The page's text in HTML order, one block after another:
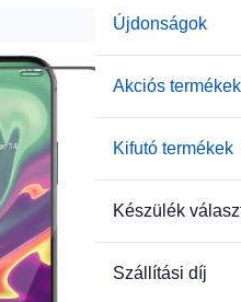
Újdonságok
Akciós termékek
Kifutó termékek
Készülék
Szállítási díj